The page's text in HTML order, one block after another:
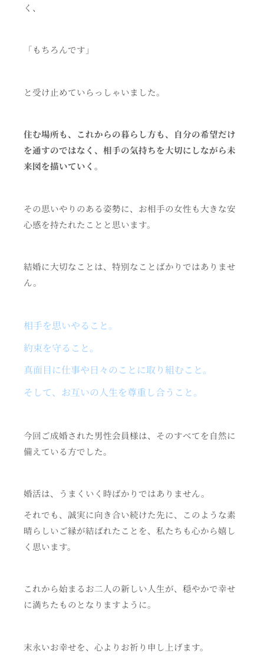
く、
「もちろんです」
と受け止めていらっしゃいました。
住む場所も、これからの暮らし方も、自分の希望だけ
を通すのではなく、相手の気持ちを大切にしながら未
来図を描いていく。
その思いやりのある姿勢に、お相手の女性も大きな安
心感を持たれたことと思います。
結婚に大切なことは、特別なことばかりではありませ
ん。
相手を思いやること。
約束を守ること。
真面目に仕事や日々のことに取り組むこと。
そして、お互いの人生を尊重し合うこと。
今回ご成婚された男性会員様は、そのすべてを自然に
備えている方でした。
婚活は、うまくいく時ばかりではありません。
それでも、誠実に向き合い続けた先に、このような素
晴らしいご縁が結ばれたことを、私たちも心から嬉し
く思います。
これから始まるお二人の新しい人生が、穏やかで幸せ
に満ちたものとなりますように。
末永いお幸せを、心よりお祈り申し上げます。